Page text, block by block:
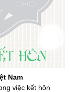
Nam
việc kết hôn